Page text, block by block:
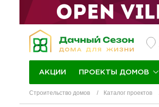
АКЦИИ ПРОЕКТЫ ДОМОВ
Строительство домов Каталог проектов